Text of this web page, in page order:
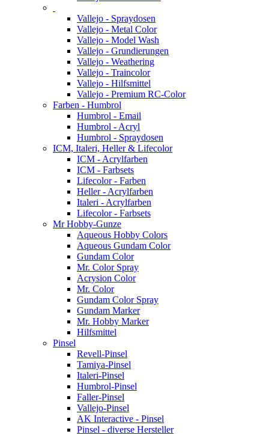
Vallejo - Spraydosen
Vallejo - Metal Color
Vallejo - Model Wash
Vallejo - Grundierungen
Vallejo - Weathering
Vallejo - Traincolor
Vallejo - Hilfsmittel
Vallejo - Premium RC-Color
Farben - Humbrol
Humbrol - Email
Humbrol - Acryl
Humbrol - Spraydosen
ICM, Italeri, Heller & Lifecolor
ICM - Acrylfarben
ICM - Farbsets
Lifecolor - Farben
Heller - Acrylfarben
Italeri - Acrylfarben
Lifecolor - Farbsets
Mr Hobby-Gunze
Aqueous Hobby Colors
Aqueous Gundam Color
Gundam Color
Mr. Color Spray
Acrysion Color
Mr. Color
Gundam Color Spray
Gundam Marker
Mr. Hobby Marker
Hilfsmittel
Pinsel
Revell-Pinsel
Tamiya-Pinsel
Italeri-Pinsel
Humbrol-Pinsel
Faller-Pinsel
Vallejo-Pinsel
AK Interactive - Pinsel
Pinsel - diverse Hersteller